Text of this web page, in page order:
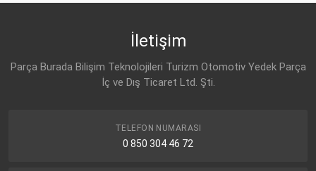
İletişim
Parça Burada Bilişim Teknolojileri Turizm Otomotiv Yedek Parça
İç ve Dış Ticaret Ltd. Şti.
TELEFON NUMARASI
0 850 304 46 72